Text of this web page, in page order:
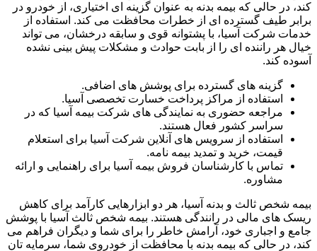
کند، در حالی که بیمه بدنه به عنوان گزینه ای اختیاری، از خودرو در
برابر طیف گسترده ای از خطرات محافظت می کند. استفاده از
خدمات شرکت آسیا، با پشتوانه قوی و سابقه درخشان، می تواند
خیال هر راننده ای را از بابت حوادث و مشکلات پیش بینی نشده
آسوده کند.
گزینه های گسترده برای پوشش های اضافی.
استفاده از مراکز پرداخت خسارت تخصصی آسیا.
مراجعه حضوری به نمایندگی های شرکت بیمه آسیا که در
سراسر کشور فعال هستند.
استفاده از سرویس های آنلاین شرکت آسیا برای استعلام
قیمت، خرید و تمدید بیمه نامه.
تماس با کارشناسان فروش بیمه آسیا برای راهنمایی و ارائه
مشاوره.
بیمه شخص ثالث و بدنه آسیا، هر دو ابزارهایی کارآمد برای کاهش
ریسک های مالی در رانندگی هستند. بیمه شخص ثالث آسیا با پوشش
جامع و اجباری خود، آرامش خاطر را برای شما و دیگران فراهم می
کند، در حالی که بیمه بدنه با محافظت از خودروی شما، سرمایه تان